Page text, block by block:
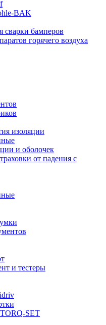
BAK
сварки бамперов
горячего воздуха
изоляции
и оболочек
от падения с
и тестеры
SET